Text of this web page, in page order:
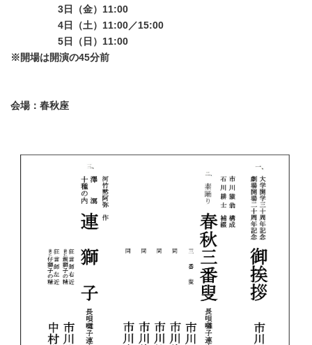
3日（金）11:00
4日（土）11:00／15:00
5日（日）11:00
※開場は開演の45分前
会場：春秋座